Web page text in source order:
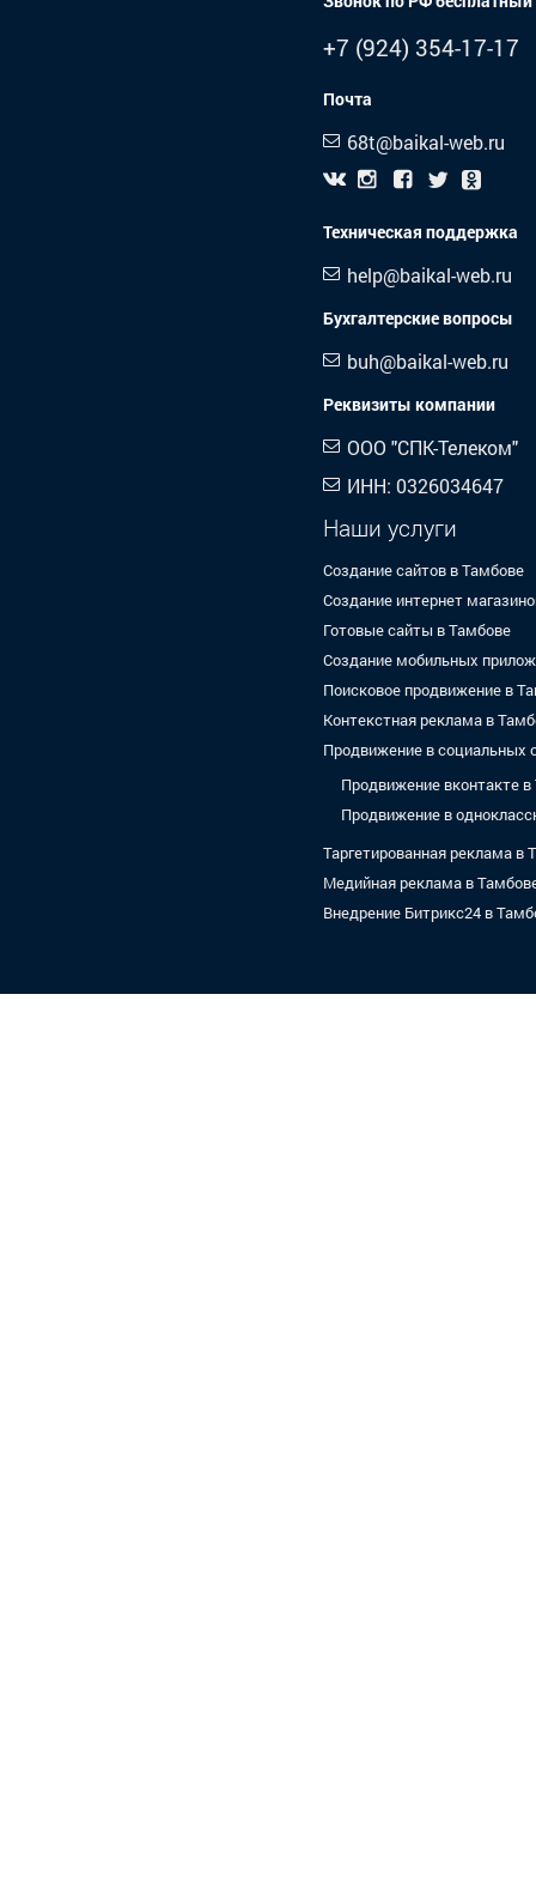
+7 (924) 354-17-17
Почта
68t@baikal-web.ru
Техническая поддержка
help@baikal-web.ru
Бухгалтерские вопросы
buh@baikal-web.ru
Реквизиты компании
ООО "СПК-Телеком"
ИНН: 0326034647
Наши услуги
Создание сайтов в Тамбове
Создание интернет
Готовые сайты в Тамбове
Создание мобильных
Поисковое продвижение в
Контекстная реклама в
Продвижение в социальных
Продвижение вконтакте
Продвижение в
Таргетированная реклама в
Медийная реклама в
Внедрение Битрикс24 в